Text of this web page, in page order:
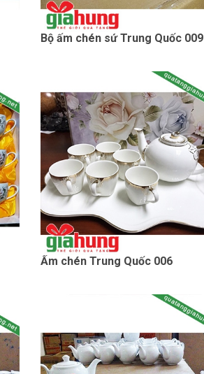
Bộ ấm chén sứ Trung Quốc 009
Ấm chén Trung Quốc 006